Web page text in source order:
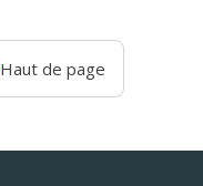
Haut de page